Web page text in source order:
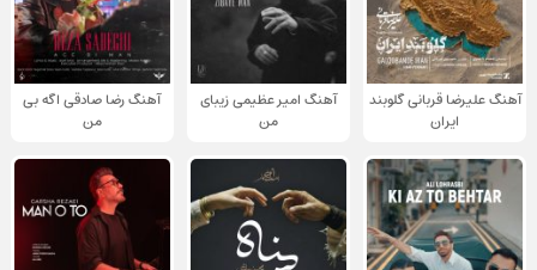
آهنگ علیرضا قربانی گلوبند
ایران
آهنگ امیر عظیمی زیبای
من
آهنگ رضا صادقی اگه بی
من